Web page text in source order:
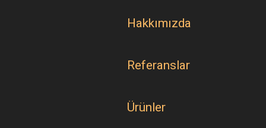
Hakkımızda
Referanslar
Ürünler